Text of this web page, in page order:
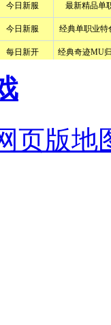
页版地